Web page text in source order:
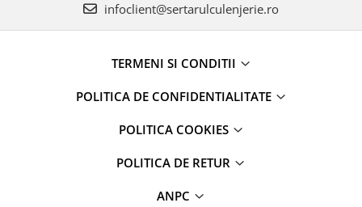
infoclient@sertarulculenjerie.ro
TERMENI SI CONDITII
POLITICA DE CONFIDENTIALITATE
POLITICA COOKIES
POLITICA DE RETUR
ANPC